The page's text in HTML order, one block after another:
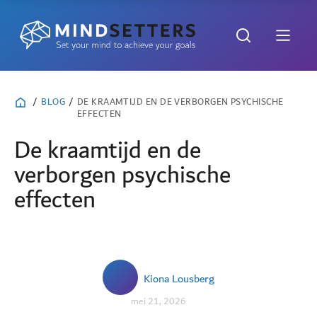
/ BLOG / DE KRAAMTIJD EN DE VERBORGEN PSYCHISCHE
EFFECTEN
De kraamtijd en de
verborgen psychische
effecten
Kiona Lousberg
mei 21, 2026